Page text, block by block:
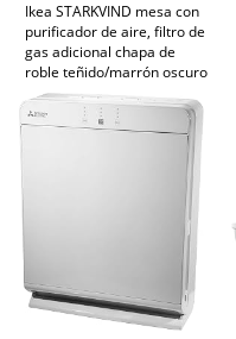
Ikea STARKVIND mesa con
purificador de aire, filtro de
gas adicional chapa de
roble teñido/marrón oscuro